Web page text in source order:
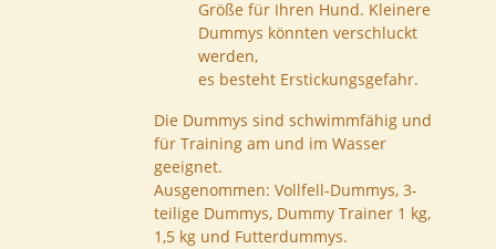
Größe für Ihren Hund. Kleinere
Dummys könnten verschluckt
werden,
es besteht Erstickungsgefahr.
Die Dummys sind schwimmfähig und
für Training am und im Wasser
geeignet.
Ausgenommen: Vollfell-Dummys, 3-
teilige Dummys, Dummy Trainer 1 kg,
1,5 kg und Futterdummys.